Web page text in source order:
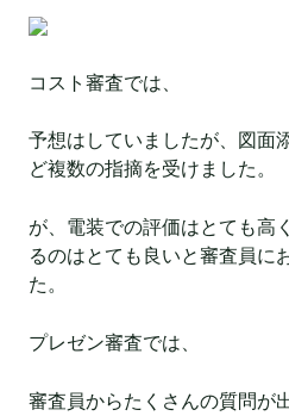
コスト審査では、
予想はしていましたが、図面
ど複数の指摘を受けました。
が、電装での評価はとても高
るのはとても良いと審査員に
た。
プレゼン審査では、
審査員からたくさんの質問が